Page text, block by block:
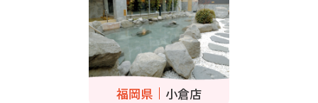
福岡県 小倉店